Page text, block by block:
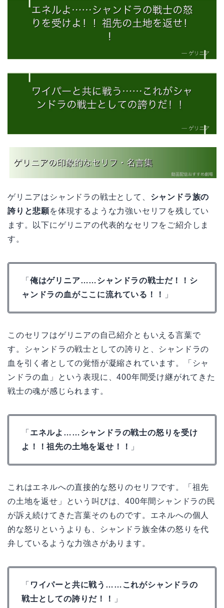
ゲリニアはシャンドラの戦士として、 シャンドラ族の
誇りと悲願を体現するような力強いセリフを残してい
ます。以下にゲリニアの代表的なセリフをご紹介しま
す。
「 俺はゲリニア……シャンドラの戦士だ！！シ
ャンドラの血がここに流れている！！
」
このセリフはゲリニアの自己紹介ともいえる言葉で
す。シャンドラの戦士としての誇りと、シャンドラの
血を引く者としての覚悟が凝縮されています。「シャ
ンドラの血」という表現に、400年間受け継がれてきた
戦士の魂が感じられます。
「 エネルよ……シャンドラの戦士の怒りを受け
よ！！祖先の土地を返せ！！
」
これはエネルへの直接的な怒りのセリフです。「祖先
の土地を返せ」という叫びは、400年間シャンドラの民
が訴え続けてきた言葉そのものです。エネルへの個人
的な怒りというよりも、シャンドラ族全体の怒りを代
弁しているような力強さがあります。
「 ワイパーと共に戦う……これがシャンドラの
戦士としての誇りだ！！
」